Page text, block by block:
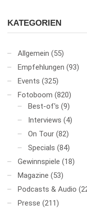
KATEGORIEN
Allgemein (55)
Empfehlungen (93)
Events (325)
Fotoboom (820)
Best-of's (9)
Interviews (4)
On Tour (82)
Specials (84)
Gewinnspiele (18)
Magazine (53)
Podcasts & Audio
Presse (211)